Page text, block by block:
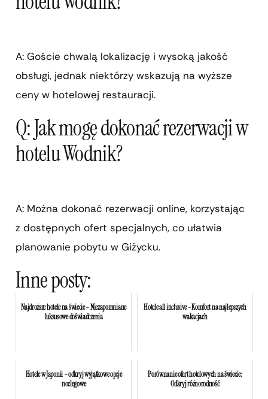
A: Goście chwalą lokalizację i wysoką jakość
obsługi, jednak niektórzy wskazują na wyższe
ceny w hotelowej restauracji.
Q: Jak mogę dokonać rezerwacji w
hotelu Wodnik?
A: Można dokonać rezerwacji online, korzystając
z dostępnych ofert specjalnych, co ułatwia
planowanie pobytu w Giżycku.
Inne posty:
Najdroższe hotele na świecie – Niezapomniane
luksusowe doświadczenia
Hotele all inclusive - Komfort na najlepszych
wakacjach
Hotele w Japonii – odkryj wyjątkowe opcje
noclegowe
Porównanie ofert hotelowych na świecie:
Odkryj różnorodność